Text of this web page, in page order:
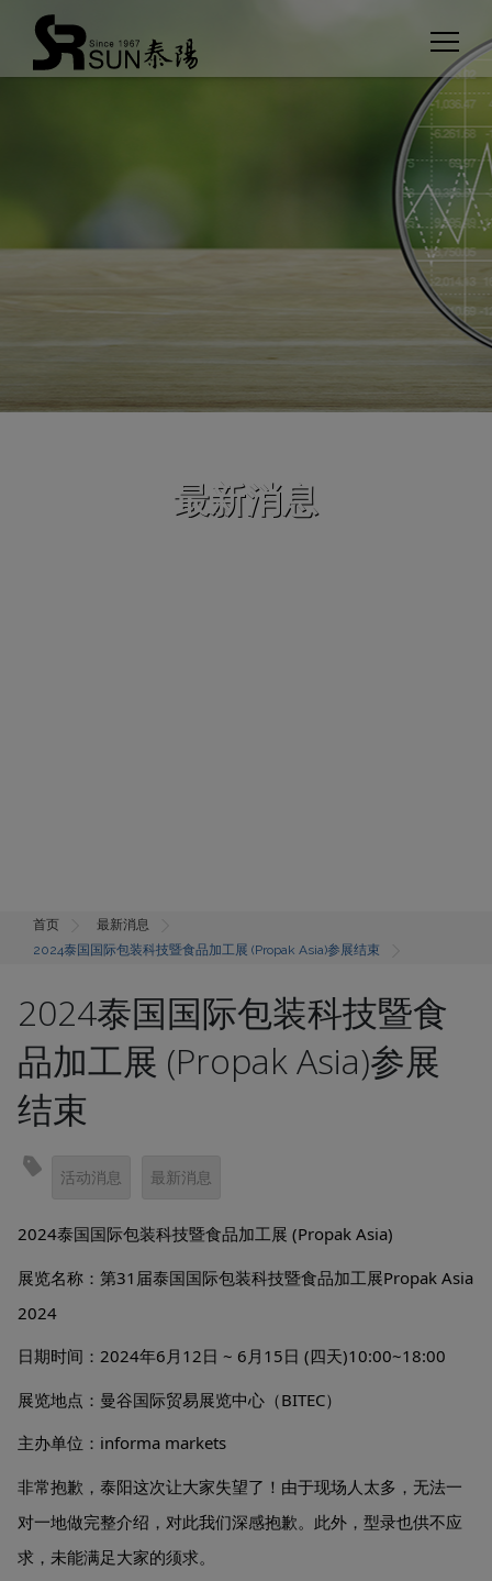
最新消息
首页
最新消息
2024泰国国际包装科技暨食品加工展 (Propak Asia)参展结束
2024泰国国际包装科技暨食
品加工展 (Propak Asia)参展
结束
活动消息 最新消息
2024泰国国际包装科技暨食品加工展 (Propak Asia)
展览名称：第31届泰国国际包装科技暨食品加工展Propak Asia
2024
日期时间：2024年6月12日 ~ 6月15日 (四天)10:00~18:00
展览地点：曼谷国际贸易展览中心（BITEC）
主办单位：informa markets
非常抱歉，泰阳这次让大家失望了！由于现场人太多，无法一
对一地做完整介绍，对此我们深感抱歉。此外，型录也供不应
求，未能满足大家的须求。
Cookie管理面板